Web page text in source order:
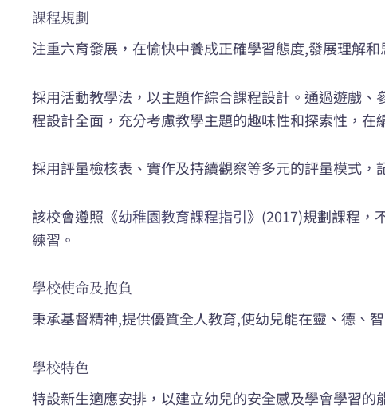
課程規劃
注重六育發展，在愉快中養成正確學習態度,發展理解
採用活動教學法，以主題作綜合課程設計。通過遊戲
程設計全面，充分考慮教學主題的趣味性和探索性，在
採用評量檢核表、實作及持續觀察等多元的評量模式
該校會遵照《幼稚園教育課程指引》(2017)規劃課程，
練習。
學校使命及抱負
秉承基督精神,提供優質全人教育,使幼兒能在靈、德、
學校特色
特設新生適應安排，以建立幼兒的安全感及學會學習